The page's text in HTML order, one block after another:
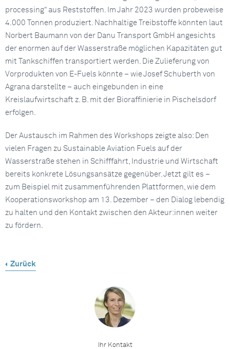
processing“ aus Reststoffen. Im Jahr 2023 wurden probeweise
4.000 Tonnen produziert. Nachhaltige Treibstoffe könnten laut
Norbert Baumann von der Danu Transport GmbH angesichts
der enormen auf der Wasserstraße möglichen Kapazitäten gut
mit Tankschiffen transportiert werden. Die Zulieferung von
Vorprodukten von E-Fuels könnte – wie Josef Schuberth von
Agrana darstellte – auch eingebunden in eine
Kreislaufwirtschaft z. B. mit der Bioraffinierie in Pischelsdorf
erfolgen.
Der Austausch im Rahmen des Workshops zeigte also: Den
vielen Fragen zu Sustainable Aviation Fuels auf der
Wasserstraße stehen in Schifffahrt, Industrie und Wirtschaft
bereits konkrete Lösungsansätze gegenüber. Jetzt gilt es –
zum Beispiel mit zusammenführenden Plattformen, wie dem
Kooperationsworkshop am 13. Dezember – den Dialog lebendig
zu halten und den Kontakt zwischen den Akteur:innen weiter
zu fördern.
Zurück
Ihr Kontakt